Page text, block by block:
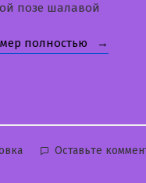
позе шалавой
полностью «Лидия»
Оставьте